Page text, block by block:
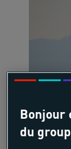
Bonjour
du